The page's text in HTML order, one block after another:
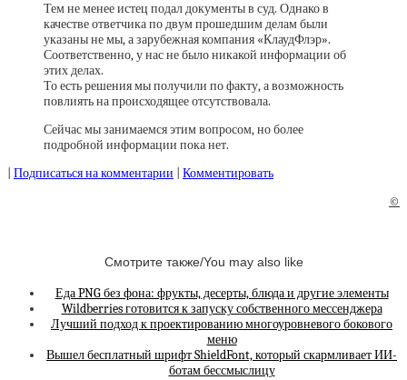
Тем не менее истец подал документы в суд. Однако в
качестве ответчика по двум прошедшим делам были
указаны не мы, а зарубежная компания «КлаудФлэр».
Соответственно, у нас не было никакой информации об
этих делах.
То есть решения мы получили по факту, а возможность
повлиять на происходящее отсутствовала.
Сейчас мы занимаемся этим вопросом, но более
подробной информации пока нет.
Подписаться на комментарии
Комментировать
©
Смотрите также/You may also like
Еда PNG без фона: фрукты, десерты, блюда и другие элементы
Wildberries готовится к запуску собственного мессенджера
Лучший подход к проектированию многоуровневого бокового
меню
Вышел бесплатный шрифт ShieldFont, который скармливает ИИ-
ботам бессмыслицу